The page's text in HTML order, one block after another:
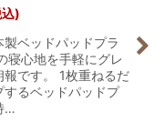
)
ベッドパッドプラ
寝心地を手軽にグレ
です。 1枚重ねるだ
るベッドパッドプ
…